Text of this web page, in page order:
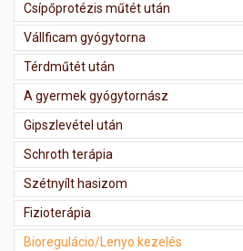
Csípőprotézis műtét után
Vállficam gyógytorna
Térdműtét után
A gyermek gyógytornász
Gipszlevétel után
Schroth terápia
Szétnyílt hasizom
Fizioterápia
Bioregulácio/Lenyo kezelés